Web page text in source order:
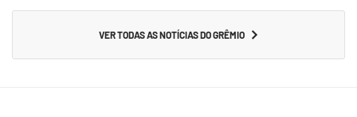
VER TODAS AS NOTÍCIAS DO GRÊMIO